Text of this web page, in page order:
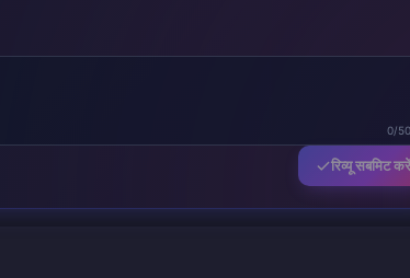
0/
रिव्यू सबमिट करें